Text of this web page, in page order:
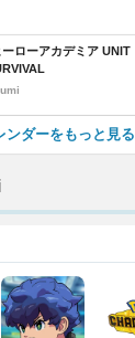
ローアカデミア UNIT
ンダーをもっと見る